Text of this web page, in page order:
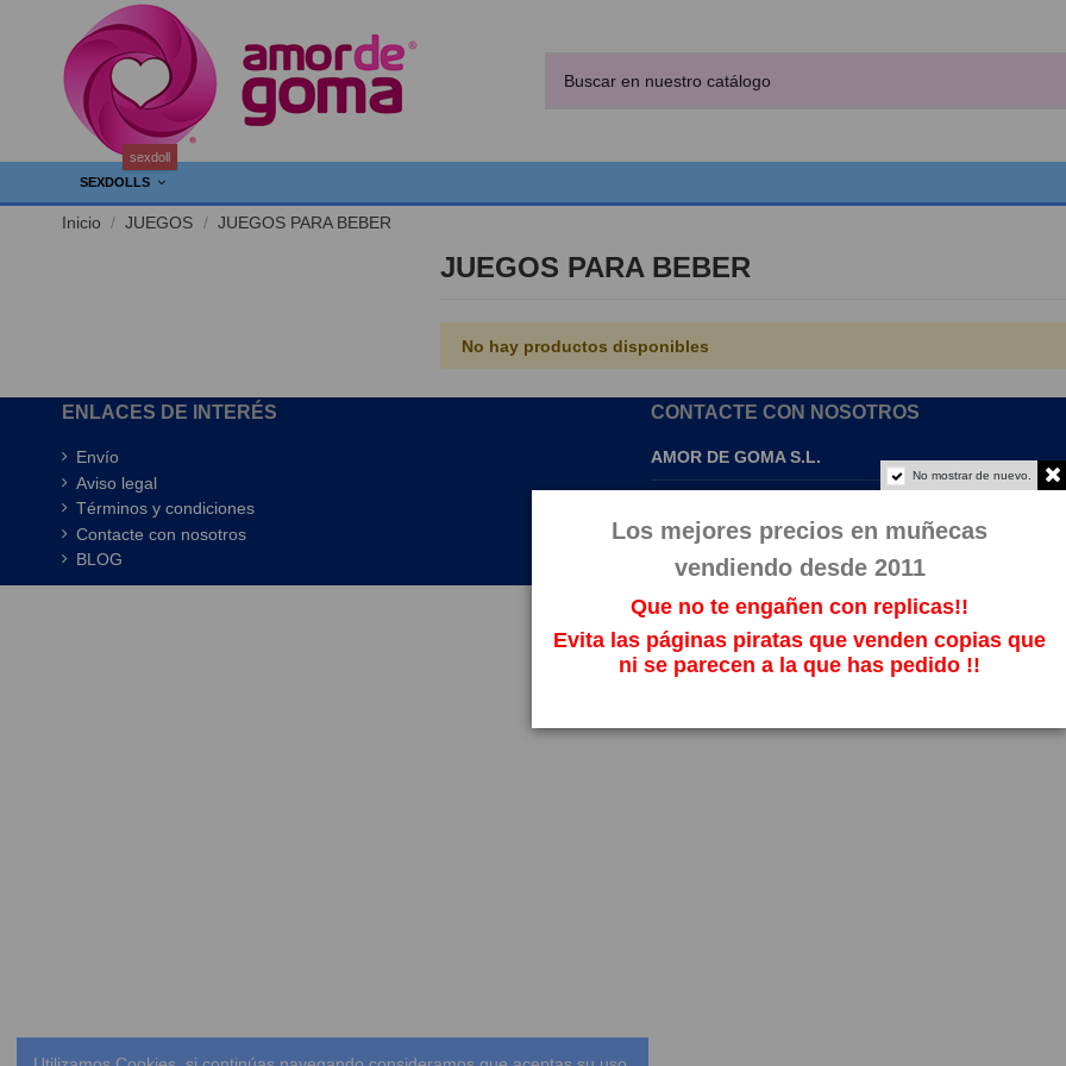
SEXDOLLS
sexdoll
Inicio JUEGOS JUEGOS PARA BEBER
JUEGOS PARA BEBER
No hay productos disponibles
ENLACES DE INTERÉS
Envío
Aviso legal
Términos y condiciones
Contacte con nosotros
BLOG
CONTACTE CON NOSOTROS
AMOR DE GOMA S.L.
No mostrar de nuevo.
Los mejores precios en muñecas
vendiendo desde 2011
Que no te engañen con replicas!!
Evita las páginas piratas que venden copias que
ni se parecen a la que has pedido !!